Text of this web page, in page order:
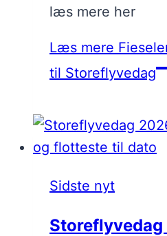
læs mere her
Læs mere
til Storeflyvedag
Sidste nyt